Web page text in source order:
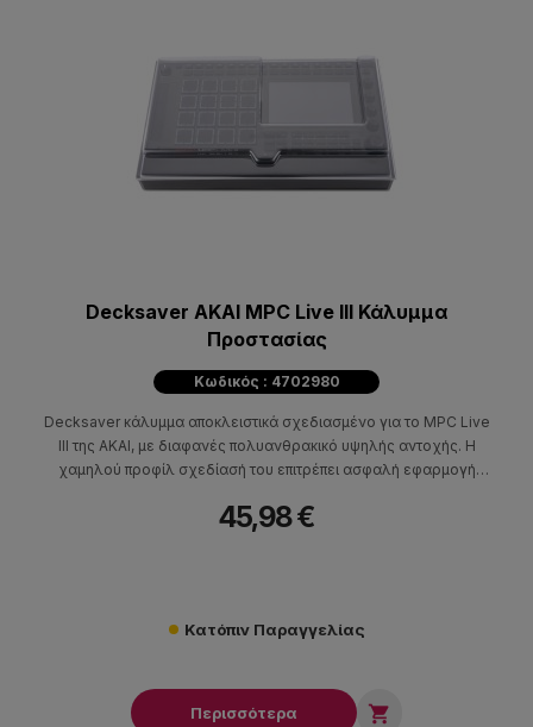
Decksaver AKAI MPC Live III Κάλυμμα
Προστασίας
Κωδικός : 4702980
Decksaver κάλυμμα αποκλειστικά σχεδιασμένο για το MPC Live
III της AKAI, με διαφανές πολυανθρακικό υψηλής αντοχής. Η
χαμηλού προφίλ σχεδίασή του επιτρέπει ασφαλή εφαρμογή
Προστατεύει τα πιο ευαίσθητα σημεία του MPC Live III, όπως τα
45,98 €
Κατόπιν Παραγγελίας
Περισσότερα 